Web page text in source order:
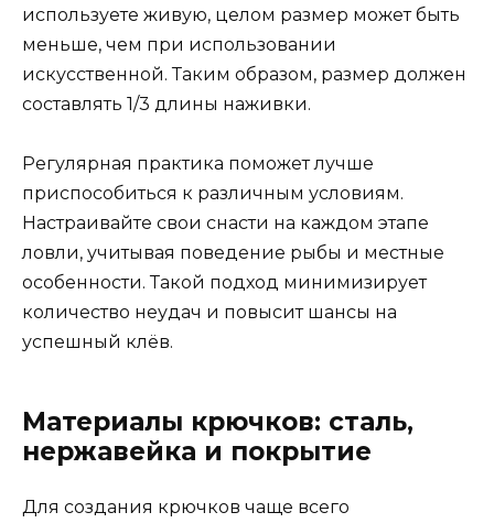
используете живую, целом размер может быть
меньше, чем при использовании
искусственной. Таким образом, размер должен
составлять 1/3 длины наживки.
Регулярная практика поможет лучше
приспособиться к различным условиям.
Настраивайте свои снасти на каждом этапе
ловли, учитывая поведение рыбы и местные
особенности. Такой подход минимизирует
количество неудач и повысит шансы на
успешный клёв.
Материалы крючков: сталь,
нержавейка и покрытие
Для создания крючков чаще всего